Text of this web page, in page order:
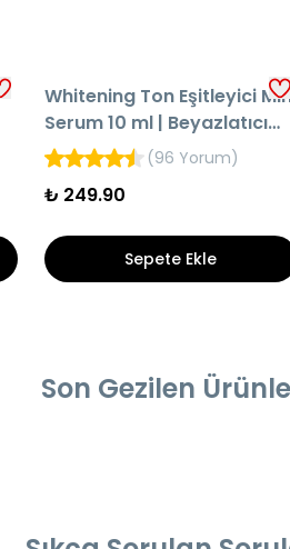
Whitening Ton Eşitleyici
Serum 10 ml | Beyazlatıcı
Cilt Bakım Serumu
(96 Yorum)
₺ 249.90
Sepete Ekle
Son Gezilen